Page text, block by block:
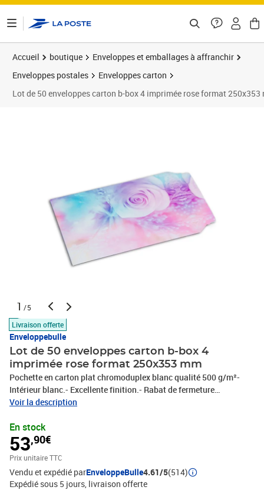
Accueil boutique
Enveloppes et emballages à affranchir
Enveloppes postales
Enveloppes carton
Lot de 50 enveloppes carton b-box 4 imprimée rose format 250x353
1 /5
Livraison offerte
Enveloppebulle
Lot de 50 enveloppes carton b-box 4
imprimée rose format 250x353 mm
Pochette en carton plat chromoduplex blanc qualité 500 g/m²-
Intérieur blanc.- Excellente finition.- Rabat de fermeture
autoadhésif avec bande de protection détachable.- Ouverture
agrandissements, diplômes, certificats, affiches, etc.- Permet
d'insérer des objets d'une épaisseur jusqu'à 3,5 cm (objets dont les
dimensions sont inférieures de 5 cm au format extérieur)- 100%
recyclable.Le meilleur rapport qualité/prix en terme de protection
et de résistance !
Voir la description
En stock
53,90€
Prix unitaire TTC
Vendu et expédié parEnveloppeBulle4.61/5(514)
Expédié sous 5 jours livraison offerte